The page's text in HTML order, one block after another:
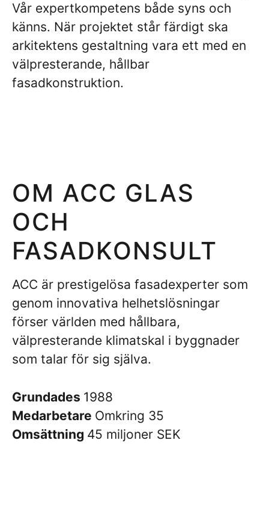
Vår expertkompetens både syns och
känns. När projektet står färdigt ska
arkitektens gestaltning vara ett med en
välpresterande, hållbar
fasadkonstruktion.
OM ACC GLAS
OCH
FASADKONSULT
ACC är prestigelösa fasadexperter som
genom innovativa helhetslösningar
förser världen med hållbara,
välpresterande klimatskal i byggnader
som talar för sig själva.
Grundades 1988
Medarbetare Omkring 35
Omsättning 45 miljoner SEK